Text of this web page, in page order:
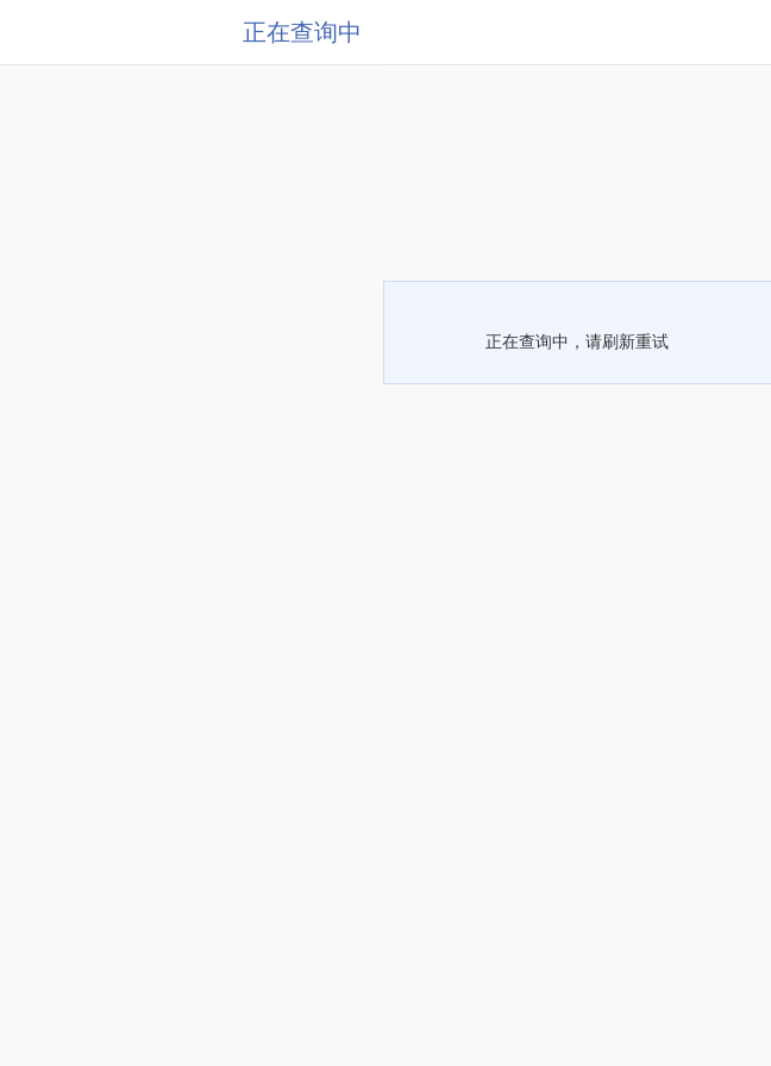
正在查询中
正在查询中，请刷新重试